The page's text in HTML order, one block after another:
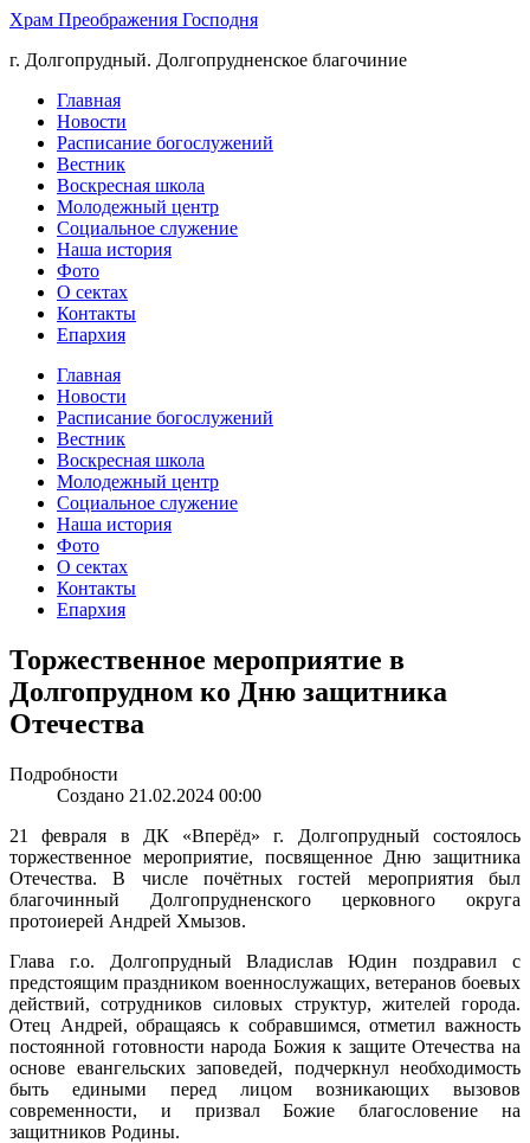
Храм Преображения Господня
г. Долгопрудный. Долгопрудненское благочиние
Главная
Новости
Расписание богослужений
Вестник
Воскресная школа
Молодежный центр
Социальное служение
Наша история
Фото
О сектах
Контакты
Епархия
Главная
Новости
Расписание богослужений
Вестник
Воскресная школа
Молодежный центр
Социальное служение
Наша история
Фото
О сектах
Контакты
Епархия
Торжественное мероприятие в
Долгопрудном ко Дню защитника
Отечества
Подробности
Создано 21.02.2024 00:00
21 февраля в ДК «Вперёд» г. Долгопрудный состоялось
торжественное мероприятие, посвященное Дню защитника
Отечества. В числе почётных гостей мероприятия был
благочинный Долгопрудненского церковного округа
протоиерей Андрей Хмызов.
Глава г.о. Долгопрудный Владислав Юдин поздравил с
предстоящим праздником военнослужащих, ветеранов боевых
действий, сотрудников силовых структур, жителей города.
Отец Андрей, обращаясь к собравшимся, отметил важность
постоянной готовности народа Божия к защите Отечества на
основе евангельских заповедей, подчеркнул необходимость
быть едиными перед лицом возникающих вызовов
современности, и призвал Божие благословение на
защитников Родины.